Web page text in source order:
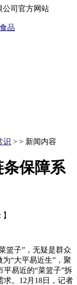
公司官方网站
识 > > 新闻内容
保障系
】
子”，无疑是群众
“大平易近生”，聚
易近的“菜篮子”拆
。12月18日，记者